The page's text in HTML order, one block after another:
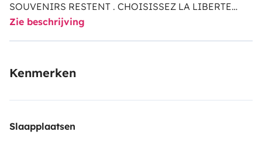
SOUVENIRS RESTENT . CHOISISSEZ LA LIBERTE
.MINI CARAVANE VINTAGE TEARDROP GRISE METAL
GALVANISE; 2 PLACES CHASSIS HOMOLOGUE
KGS LANTERNEAU ALUMINIUM FENETRE
A LED FEU DE GABARIT JANTE PNEU 190X80X14;
Zie beschrijving
Kenmerken
Slaapplaatsen